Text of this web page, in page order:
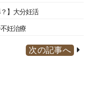
】大分妊活
妊治療
次の記事へ